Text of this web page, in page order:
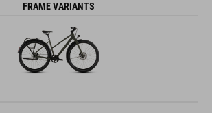
FRAME VARIANTS